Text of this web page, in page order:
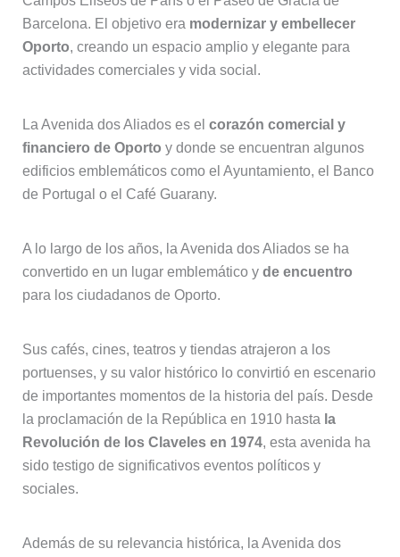
Barcelona. El objetivo era modernizar y embellecer
Oporto, creando un espacio amplio y elegante para
actividades comerciales y vida social.
La Avenida dos Aliados es el corazón comercial y
financiero de Oporto y donde se encuentran algunos
edificios emblemáticos como el Ayuntamiento, el Banco
de Portugal o el Café Guarany.
A lo largo de los años, la Avenida dos Aliados se ha
convertido en un lugar emblemático y de encuentro
para los ciudadanos de Oporto.
Sus cafés, cines, teatros y tiendas atrajeron a los
portuenses, y su valor histórico lo convirtió en escenario
de importantes momentos de la historia del país. Desde
la proclamación de la República en 1910 hasta la
Revolución de los Claveles en 1974, esta avenida ha
sido testigo de significativos eventos políticos y
sociales.
Además de su relevancia histórica, la Avenida dos